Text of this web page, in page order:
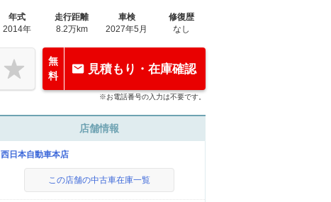
年式
2014年
走行距離
8.2万km
車検
2027年5月
修復歴
なし
無
料
見積もり・在庫確認
※お電話番号の入力は不要です。
店舗情報
西日本自動車本店
この店舗の中古車在庫一覧